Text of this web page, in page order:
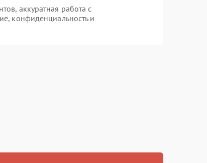
аккуратная работа с
конфиденциальность и